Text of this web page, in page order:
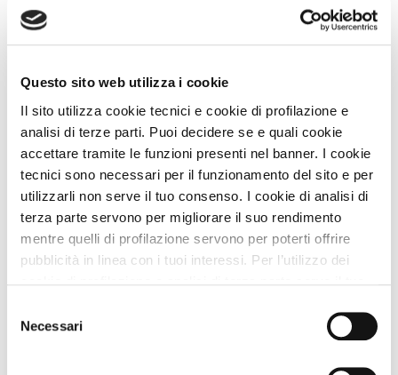
Questo sito web utilizza i cookie
Il sito utilizza cookie tecnici e cookie di profilazione e
analisi di terze parti. Puoi decidere se e quali cookie
accettare tramite le funzioni presenti nel banner. I cookie
tecnici sono necessari per il funzionamento del sito e per
utilizzarli non serve il tuo consenso. I cookie di analisi di
terza parte servono per migliorare il suo rendimento
mentre quelli di profilazione servono per poterti offrire
pubblicità in linea con i tuoi interessi. Per l’utilizzo dei
senza accettare” verranno installati solo i cookie tecnici.
Cliccando il pulsante “Accetta tutto” acconsenti all’utilizzo
di tutti i cookie. Cliccando il pulsante “mostra dettagli”
delNecessari
Itinerario tra ville e castelli veneti cultura e natura
Vedi tutti
Zampa Vacanza Consiglia